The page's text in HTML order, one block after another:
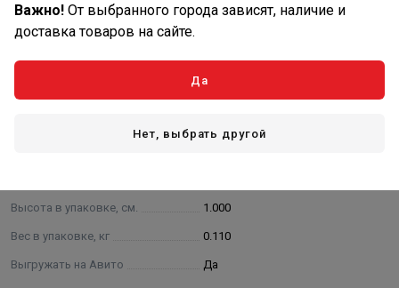
Характеристики
Основные
Высота в упаковке, см. 1.000
Вес в упаковке, кг 0.110
Выгружать на Авито Да
Важно! От выбранного города зависят, наличие и
доставка товаров на сайте.
Да
Нет, выбрать другой